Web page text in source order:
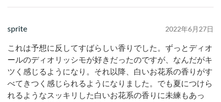
sprite 2022年6月27日
これは予想に反してすばらしい香りでした。ずっとディオ
ールのディオリッシモが好きだったのですが、なんだがキ
ツく感じるようになり。それ以降、白いお花系の香りがす
べてきつく感じられるようになりました。でも夏につけら
れるようなスッキリした白いお花系の香りに未練もあっ